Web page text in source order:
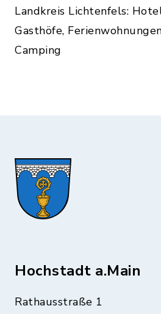
Landkreis Lichtenfels:
Gasthöfe,
Camping
Hochstadt a.Main
Rathausstraße 1